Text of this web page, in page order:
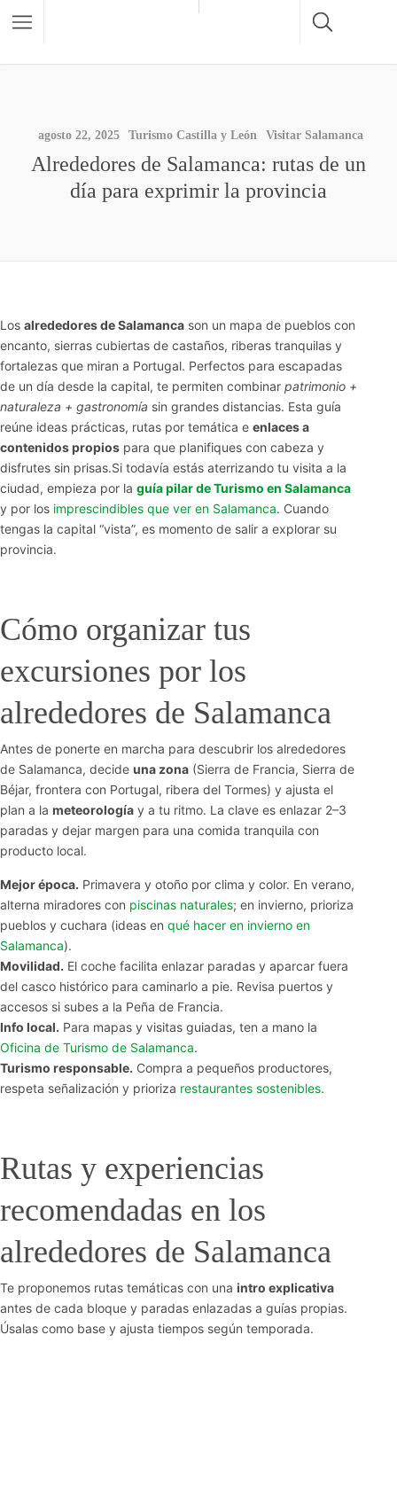
agosto 22, 2025 Turismo Castilla y León Visitar Salamanca
Alrededores de Salamanca: rutas de un
día para exprimir la provincia
Los alrededores de Salamanca son un mapa de pueblos con
encanto, sierras cubiertas de castaños, riberas tranquilas y
fortalezas que miran a Portugal. Perfectos para escapadas
de un día desde la capital, te permiten combinar patrimonio +
naturaleza + gastronomía sin grandes distancias. Esta guía
reúne ideas prácticas, rutas por temática e enlaces a
contenidos propios para que planifiques con cabeza y
disfrutes sin prisas.Si todavía estás aterrizando tu visita a la
ciudad, empieza por la guía pilar de Turismo en Salamanca
y por los imprescindibles que ver en Salamanca. Cuando
tengas la capital “vista”, es momento de salir a explorar su
provincia.
Cómo organizar tus
excursiones por los
alrededores de Salamanca
Antes de ponerte en marcha para descubrir los alrededores
de Salamanca, decide una zona (Sierra de Francia, Sierra de
Béjar, frontera con Portugal, ribera del Tormes) y ajusta el
plan a la meteorología y a tu ritmo. La clave es enlazar 2–3
paradas y dejar margen para una comida tranquila con
producto local.
Mejor época. Primavera y otoño por clima y color. En verano,
alterna miradores con piscinas naturales; en invierno, prioriza
pueblos y cuchara (ideas en qué hacer en invierno en
Salamanca).
Movilidad. El coche facilita enlazar paradas y aparcar fuera
del casco histórico para caminarlo a pie. Revisa puertos y
accesos si subes a la Peña de Francia.
Info local. Para mapas y visitas guiadas, ten a mano la
Oficina de Turismo de Salamanca.
Turismo responsable. Compra a pequeños productores,
respeta señalización y prioriza restaurantes sostenibles.
Rutas y experiencias
recomendadas en los
alrededores de Salamanca
Te proponemos rutas temáticas con una intro explicativa
antes de cada bloque y paradas enlazadas a guías propias.
Úsalas como base y ajusta tiempos según temporada.